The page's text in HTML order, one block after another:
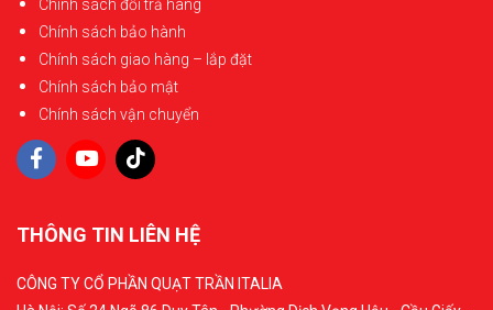
Chính sách đổi trả hàng
Chính sách bảo hành
Chính sách giao hàng – lắp đặt
Chính sách bảo mật
Chính sách vận chuyển
THÔNG TIN LIÊN HỆ
CÔNG TY CỔ PHẦN QUẠT TRẦN ITALIA